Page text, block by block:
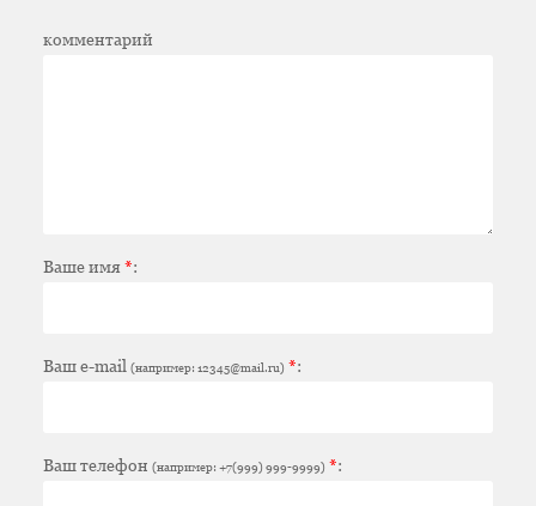
комментарий
Ваше имя*:
Ваш e-mail (например: 12345@mail.ru) *:
Ваш телефон (например: +7(999) 999-9999) *: